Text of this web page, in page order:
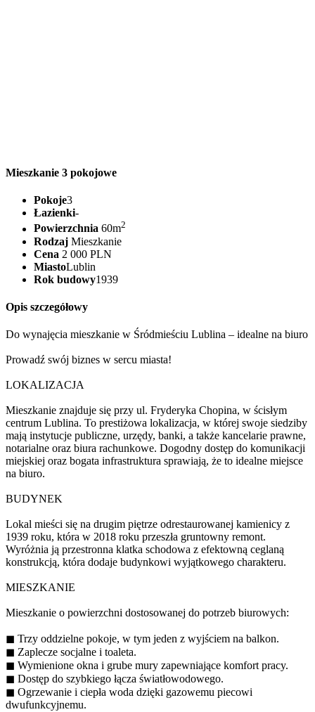
Mieszkanie 3 pokojowe
Pokoje3
Łazienki-
Powierzchnia 60m2
Rodzaj Mieszkanie
Cena 2 000 PLN
MiastoLublin
Rok budowy1939
Opis szczegółowy
Do wynajęcia mieszkanie w Śródmieściu Lublina – idealne na biuro
Prowadź swój biznes w sercu miasta!
LOKALIZACJA
Mieszkanie znajduje się przy ul. Fryderyka Chopina, w ścisłym
centrum Lublina. To prestiżowa lokalizacja, w której swoje siedziby
mają instytucje publiczne, urzędy, banki, a także kancelarie prawne,
notarialne oraz biura rachunkowe. Dogodny dostęp do komunikacji
miejskiej oraz bogata infrastruktura sprawiają, że to idealne miejsce
na biuro.
BUDYNEK
Lokal mieści się na drugim piętrze odrestaurowanej kamienicy z
1939 roku, która w 2018 roku przeszła gruntowny remont.
Wyróżnia ją przestronna klatka schodowa z efektowną ceglaną
konstrukcją, która dodaje budynkowi wyjątkowego charakteru.
MIESZKANIE
Mieszkanie o powierzchni dostosowanej do potrzeb biurowych:
◼ Trzy oddzielne pokoje, w tym jeden z wyjściem na balkon.
◼ Zaplecze socjalne i toaleta.
◼ Wymienione okna i grube mury zapewniające komfort pracy.
◼ Dostęp do szybkiego łącza światłowodowego.
◼ Ogrzewanie i ciepła woda dzięki gazowemu piecowi
dwufunkcyjnemu.